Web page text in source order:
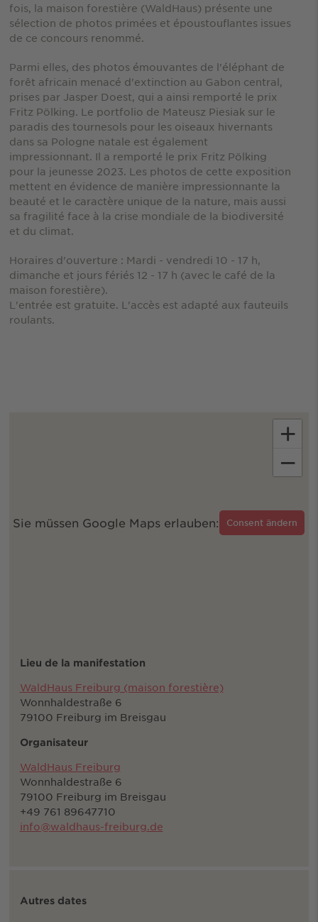
fois, la maison forestière (WaldHaus) présente une
sélection de photos primées et époustouflantes issues
de ce concours renommé.
Parmi elles, des photos émouvantes de l'éléphant de
forêt africain menacé d'extinction au Gabon central,
prises par Jasper Doest, qui a ainsi remporté le prix
Fritz Pölking. Le portfolio de Mateusz Piesiak sur le
paradis des tournesols pour les oiseaux hivernants
dans sa Pologne natale est également
impressionnant. Il a remporté le prix Fritz Pölking
pour la jeunesse 2023. Les photos de cette exposition
mettent en évidence de manière impressionnante la
beauté et le caractère unique de la nature, mais aussi
sa fragilité face à la crise mondiale de la biodiversité
et du climat.
Horaires d'ouverture : Mardi - vendredi 10 - 17 h,
dimanche et jours fériés 12 - 17 h (avec le café de la
maison forestière).
L'entrée est gratuite. L'accès est adapté aux fauteuils
roulants.
Sie müssen Google Maps erlauben: Consent ändern
+
−
Lieu de la manifestation
WaldHaus Freiburg (maison forestière)
Wonnhaldestraße 6
79100 Freiburg im Breisgau
Organisateur
WaldHaus Freiburg
Wonnhaldestraße 6
79100 Freiburg im Breisgau
+49 761 89647710
info@waldhaus-freiburg.de
Autres dates